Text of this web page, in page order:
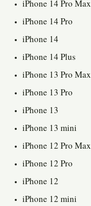
iPhone 14 Pro Max
iPhone 14 Pro
iPhone 14
iPhone 14 Plus
iPhone 13 Pro Max
iPhone 13 Pro
iPhone 13
iPhone 13 mini
iPhone 12 Pro Max
iPhone 12 Pro
iPhone 12
iPhone 12 mini